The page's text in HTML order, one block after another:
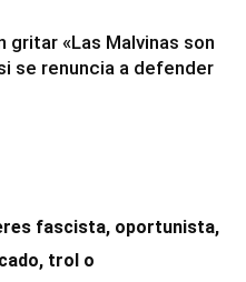
gritar «Las Malvinas son
se renuncia a defender
eres fascista, oportunista,
trol o